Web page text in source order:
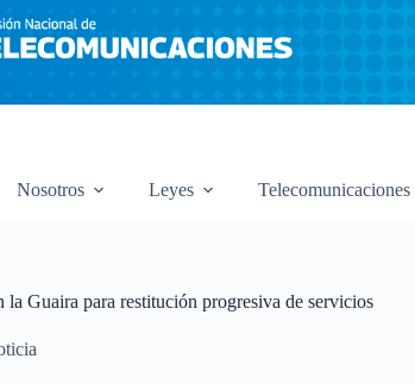
Nosotros Leyes Telecomunicaciones
la Guaira para restitución progresiva de servicios